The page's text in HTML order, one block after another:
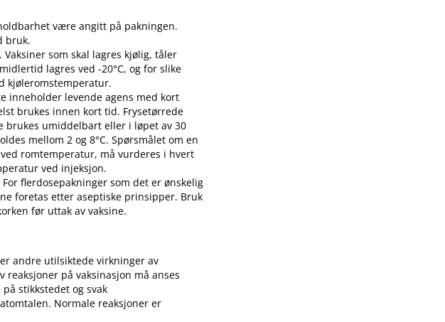
være angitt på pakningen.
bruk.
Vaksiner som skal lagres kjølig, tåler
lagres ved -20°C, og for slike
kjøleromstemperatur.
inneholder levende agens med kort
brukes innen kort tid. Frysetørrede
brukes umiddelbart eller i løpet av 30
mellom 2 og 8°C. Spørsmålet om en
romtemperatur, må vurderes i hvert
ved injeksjon.
flerdosepakninger som det er ønskelig
foretas etter aseptiske prinsipper. Bruk
før uttak av vaksine.
andre utilsiktede virkninger av
reaksjoner på vaksinasjon må anses
stikkstedet og svak
Normale reaksjoner er